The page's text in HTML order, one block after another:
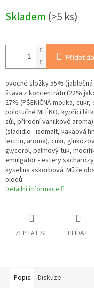
cena:
Skladem (>5 ks)
Přidat
ovocné složky 55%
šťáva z koncentrátu (22%
27% (PŠENIČNÁ mouka,
polotučné MLÉKO, kypřící
sůl, přírodní vanilkové
(sladidlo - isomalt, kakaová
lecitin, aroma), cukr,
glycerol, palmový tuk,
emulgátor - estery
kyselina askorbová. Může
plodů.
Detailní informace
ZEPTAT SE HLÍDAT
Popis Diskuze